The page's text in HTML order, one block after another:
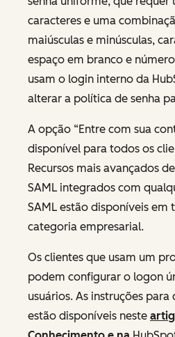
caracteres e uma
maiúsculas e minúsculas,
espaço em branco e
usam o login interno da
alterar a política de senha
A opção “Entre com sua
disponível para todos os
Recursos mais avançados
SAML integrados com
SAML estão disponíveis em
categoria empresarial.
Os clientes que usam um
podem configurar o logon
usuários. As instruções para
estão disponíveis neste